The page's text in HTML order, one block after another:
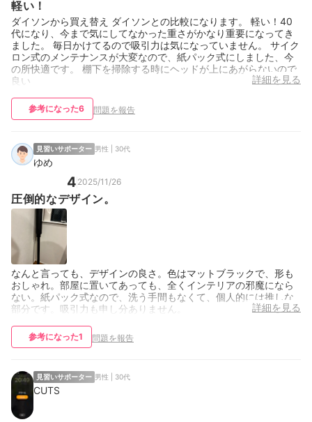
軽い！
ダイソンから買え替え ダイソンとの比較になります。 軽い！40
代になり、今まで気にしてなかった重さがかなり重要になってき
ました。 毎日かけてるので吸引力は気になっていません。 サイク
ロン式のメンテナンスが大変なので、紙パック式にしました、今
の所快適です。 棚下を掃除する時にヘッドが上にあがらないので
良い
詳細を見る
参考になった6 問題を報告
見習いサポーター 男性 | 30代
ゆめ
4 2025/11/26
圧倒的なデザイン。
なんと言っても、デザインの良さ。色はマットブラックで、形も
おしゃれ。部屋に置いてあっても、全くインテリアの邪魔になら
ない。紙パック式なので、洗う手間もなくて、個人的には推しな
部分です。吸引力も申し分ありません。
詳細を見る
参考になった1 問題を報告
見習いサポーター 男性 | 30代
CUTS